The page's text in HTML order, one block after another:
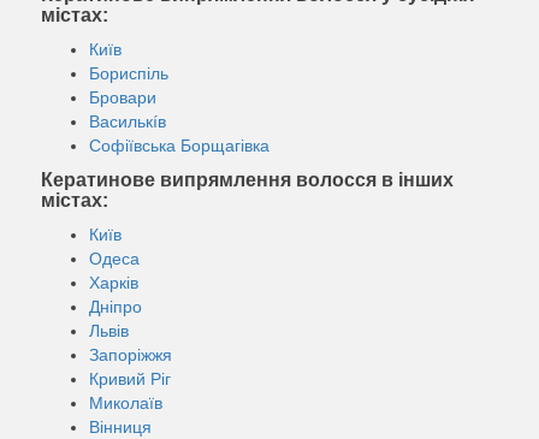
містах:
Київ
Бориспіль
Бровари
Василькíв
Софіївська Борщагівка
Кератинове випрямлення волосся в інших
містах:
Київ
Одеса
Харків
Дніпро
Львів
Запоріжжя
Кривий Ріг
Миколаїв
Вінниця